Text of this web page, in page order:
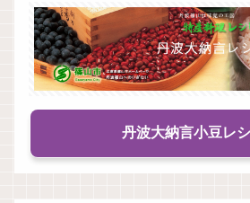
丹波大納言小豆レ